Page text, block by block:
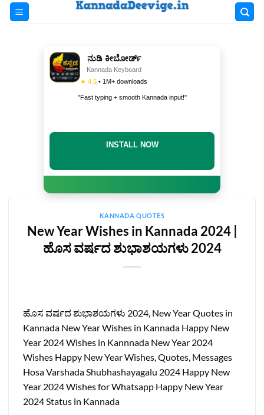
Skip
ನುಡಿ ಕೀಬೋರ್ಡ್
Kannada Keyboard
★ 4.5 • 1M+ downloads
"Fast typing + smooth Kannada input!"
KANNADA QUOTES
New Year Wishes in Kannada 2024 |
ಹೊಸ ವರ್ಷದ ಶುಭಾಶಯಗಳು 2024
ಹೊಸ ವರ್ಷದ ಶುಭಾಶಯಗಳು 2024, New Year Quotes in
Kannada New Year Wishes in Kannada Happy New
Year 2024 Wishes in Kannnada New Year 2024
Wishes Happy New Year Wishes, Quotes, Messages
Hosa Varshada Shubhashayagalu 2024 Happy New
Year 2024 Wishes for Whatsapp Happy New Year
2024 Status in Kannada